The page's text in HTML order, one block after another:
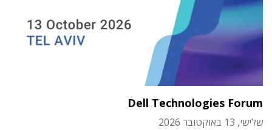
Dell Technologies Forum
שלישי, 13 באוקטובר 2026